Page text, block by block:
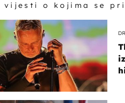
vijesti o kojima se